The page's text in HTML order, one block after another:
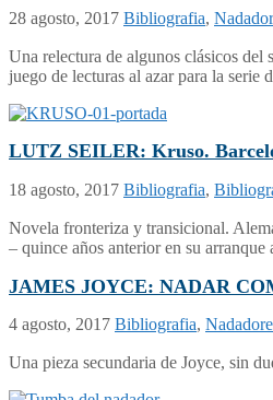
28 agosto, 2017 Bibliografia,
Una relectura de algunos clásicos
juego de lecturas al azar para la
LUTZ SEILER: Kruso.
18 agosto, 2017 Bibliografia,
Novela fronteriza y transicional.
– quince años anterior en su
JAMES JOYCE: NADAR
4 agosto, 2017 Bibliografia,
Una pieza secundaria de Joyce, sin